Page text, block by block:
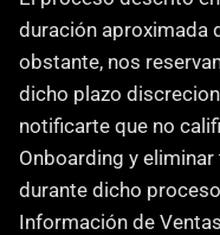
duración aproximada
obstante, nos
dicho plazo
notificarte que no
Onboarding y
durante dicho
Información de